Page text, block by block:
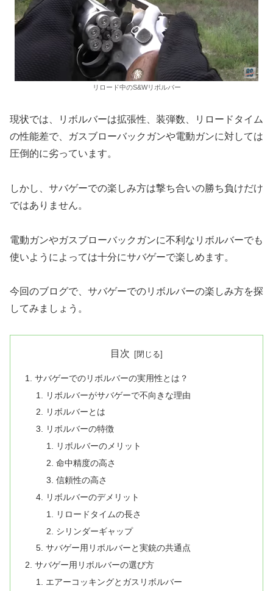
リロード中のS&Wリボルバー
現状では、リボルバーは拡張性、装弾数、リロードタイム
の性能差で、ガスブローバックガンや電動ガンに対しては
圧倒的に劣っています。
しかし、サバゲーでの楽しみ方は撃ち合いの勝ち負けだけ
ではありません。
電動ガンやガスブローバックガンに不利なリボルバーでも
使いようによっては十分にサバゲーで楽しめます。
今回のブログで、サバゲーでのリボルバーの楽しみ方を探
してみましょう。
目次
サバゲーでのリボルバーの実用性とは？
リボルバーがサバゲーで不向きな理由
リボルバーとは
リボルバーの特徴
リボルバーのメリット
命中精度の高さ
信頼性の高さ
リボルバーのデメリット
リロードタイムの長さ
シリンダーギャップ
サバゲー用リボルバーと実銃の共通点
サバゲー用リボルバーの選び方
エアーコッキングとガスリボルバー